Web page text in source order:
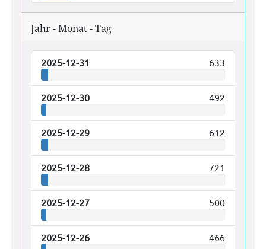
Jahr - Monat - Tag
2025-12-31 633
2025-12-30 492
2025-12-29 612
2025-12-28 721
2025-12-27 500
2025-12-26 466